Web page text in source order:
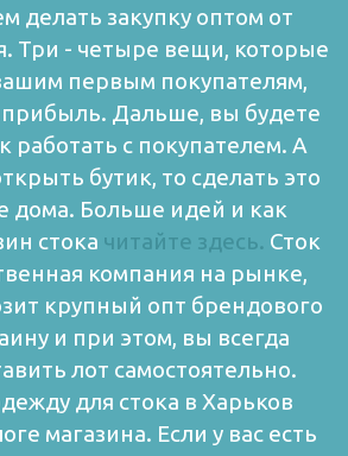
делать закупку оптом от
Три - четыре вещи, которые
первым покупателям,
Дальше, вы будете
работать с покупателем. А
бутик, то сделать это
дома. Больше идей и как
стока читайте здесь. Сток
компания на рынке,
крупный опт брендового
и при этом, вы всегда
лот самостоятельно.
для стока в Харьков
магазина. Если у вас есть